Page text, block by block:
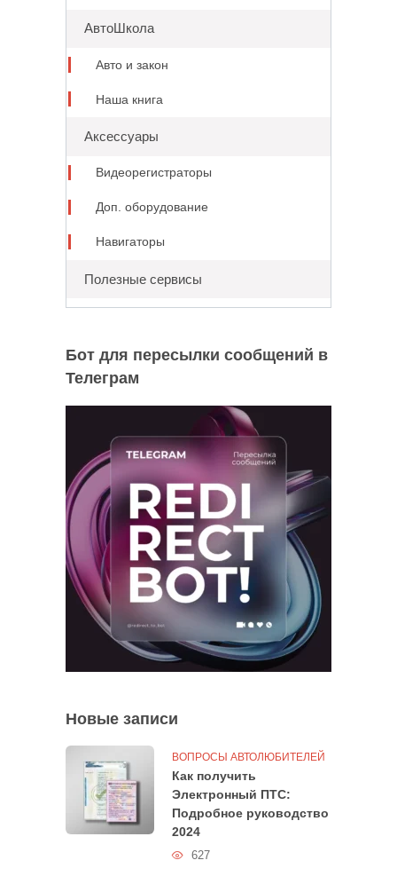
АвтоШкола
Авто и закон
Наша книга
Аксессуары
Видеорегистраторы
Доп. оборудование
Навигаторы
Полезные сервисы
Бот для пересылки сообщений в
Телеграм
Новые записи
ВОПРОСЫ АВТОЛЮБИТЕЛЕЙ
Как получить
Электронный ПТС:
Подробное руководство
2024
627